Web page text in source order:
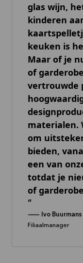
glas wijn,
kinderen
keuken is
Maar of je
of
vertrouwde
materialen.
om
bieden,
een van
totdat je
of
--
Ivo Buurmans
Filiaalmanager